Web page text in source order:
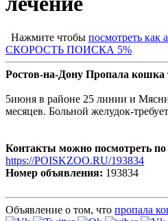
Нажмите чтобы посмотреть как
СКОРОСТЬ ПОИСКА 5%
Ростов-на-Дону Пропала кошка
5июня в районе 25 линии и
месяцев. Больной желудок-
Контакты можно посмотреть по
https://POISKZOO.RU/193834
Номер объявления: 193834
Объявление о том, что пропала